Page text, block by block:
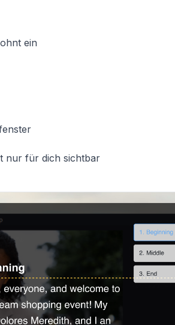
ein
nur für dich sichtbar